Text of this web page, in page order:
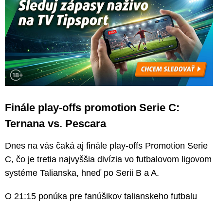
Finále play-offs promotion Serie C:
Ternana vs. Pescara
Dnes na vás čaká aj finále play-offs Promotion Serie
C, čo je tretia najvyššia divízia vo futbalovom ligovom
systéme Talianska, hneď po Serii B a A.
O 21:15 ponúka pre fanúšikov talianskeho futbalu